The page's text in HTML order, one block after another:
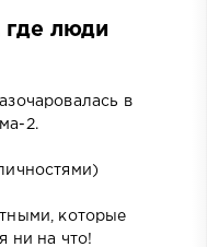
где люди
в
2.
которые
ни на что!